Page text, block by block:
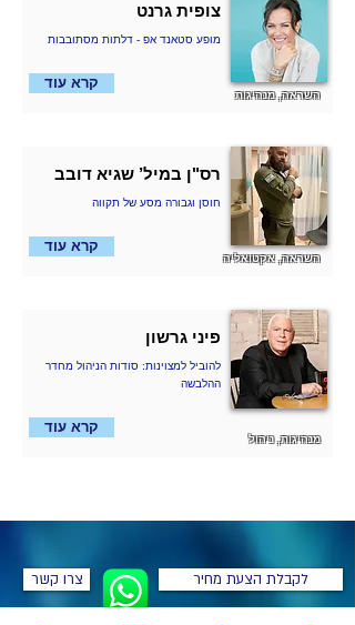
קרא עוד
השראה, מנהיגות
צופית גרנט
מופע סטאנד אפ - דלתות מסתובבות
קרא עוד
השראה, אקטואליה
רס"ן במיל’ שגיא דובב
חוסן וגבורה מסע של תקווה
קרא עוד
מנהיגות, ניהול
פיני גרשון
להוביל למצוינות: סודות הניהול מחדר
ההלבשה
צרו קשר לקבלת הצעת מחיר